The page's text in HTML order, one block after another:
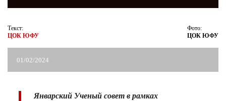
Текст:
ЦОК ЮФУ
Фото:
ЦОК ЮФУ
01/02/2024
Январский Ученый совет в рамках